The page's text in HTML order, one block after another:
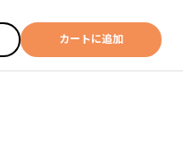
カートに追加